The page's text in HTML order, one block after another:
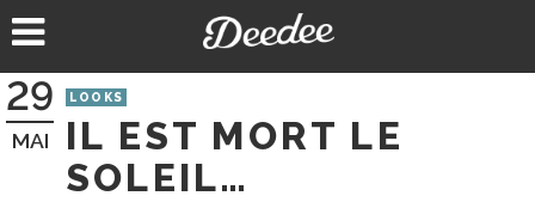
au
29
MAI
LOOKS
IL EST MORT LE
SOLEIL…